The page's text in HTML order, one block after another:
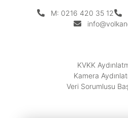
M: 0216 420 35 12
KVKK
Kamera
Veri Sorumlusu